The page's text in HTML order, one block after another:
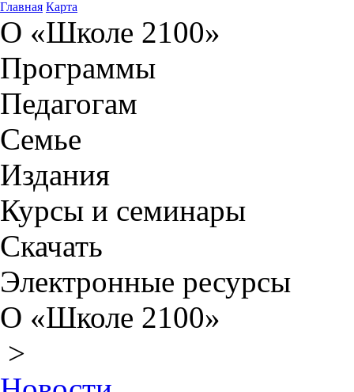
Главная Карта
О «Школе 2100»
Программы
Педагогам
Семье
Издания
Курсы и семинары
Скачать
Электронные ресурсы
О «Школе 2100»
>